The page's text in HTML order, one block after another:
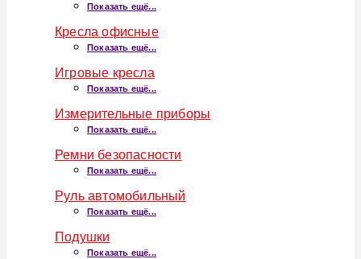
Показать ещё...
Кресла офисные
Показать ещё...
Игровые кресла
Показать ещё...
Измерительные приборы
Показать ещё...
Ремни безопасности
Показать ещё...
Руль автомобильный
Показать ещё...
Подушки
Показать ещё...